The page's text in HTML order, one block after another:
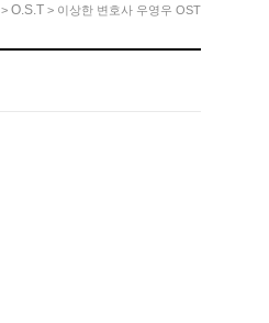
> O.S.T > 이상한 변호사 우영우 OST